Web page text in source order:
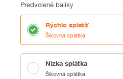
Predvolené balíky
Rýchlo splatiť
Šikovná splátka
Nízka splátka
Šikovná splátka